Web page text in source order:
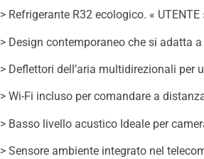
> Refrigerante R32 ecologico. « UTENTE
> Design contemporaneo che si adatta
> Deflettori dell’aria multidirezionali per
> Wi-Fi incluso per comandare a
> Basso livello acustico Ideale per
> Sensore ambiente integrato nel